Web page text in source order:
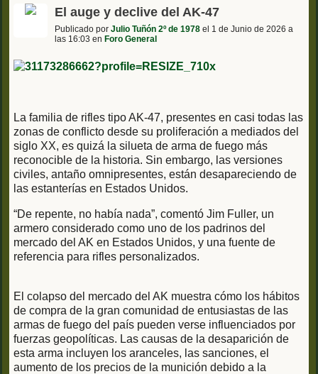
El auge y declive del AK-47
Publicado por Julio Tuñón 2º de 1978 el 1 de Junio de 2026 a
las 16:03 en Foro General
La familia de rifles tipo AK-47, presentes en casi todas las
zonas de conflicto desde su proliferación a mediados del
siglo XX, es quizá la silueta de arma de fuego más
reconocible de la historia. Sin embargo, las versiones
civiles, antaño omnipresentes, están desapareciendo de
las estanterías en Estados Unidos.
“De repente, no había nada”, comentó Jim Fuller, un
armero considerado como uno de los padrinos del
mercado del AK en Estados Unidos, y una fuente de
referencia para rifles personalizados.
El colapso del mercado del AK muestra cómo los hábitos
de compra de la gran comunidad de entusiastas de las
armas de fuego del país pueden verse influenciados por
fuerzas geopolíticas. Las causas de la desaparición de
esta arma incluyen los aranceles, las sanciones, el
aumento de los precios de la munición debido a la